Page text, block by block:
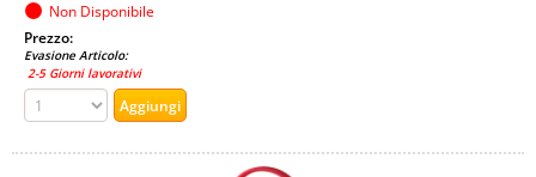
Non Disponibile
Prezzo:
Evasione Articolo:
2-5 Giorni lavorativi